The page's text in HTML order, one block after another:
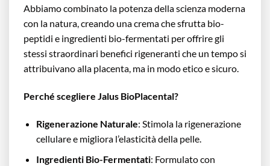
Abbiamo combinato la potenza della scienza moderna
con la natura, creando una crema che sfrutta bio-
peptidi e ingredienti bio-fermentati per offrire gli
stessi straordinari benefici rigeneranti che un tempo si
attribuivano alla placenta, ma in modo etico e sicuro.
Perché scegliere Jalus BioPlacental?
Rigenerazione Naturale: Stimola la rigenerazione
cellulare e migliora l’elasticità della pelle.
Ingredienti Bio-Fermentati: Formulato con